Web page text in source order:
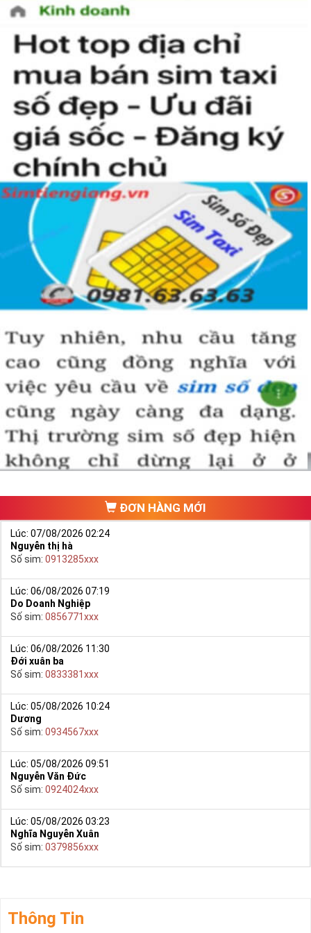
ĐƠN HÀNG MỚI
Lúc: 07/08/2026 02:24
Nguyễn thị hà
Số sim: 0913285xxx
Lúc: 06/08/2026 07:19
Do Doanh Nghiệp
Số sim: 0856771xxx
Lúc: 06/08/2026 11:30
Đới xuân ba
Số sim: 0833381xxx
Lúc: 05/08/2026 10:24
Dương
Số sim: 0934567xxx
Lúc: 05/08/2026 09:51
Nguyễn Văn Đức
Số sim: 0924024xxx
Lúc: 05/08/2026 03:23
Nghĩa Nguyễn Xuân
Số sim: 0379856xxx
Thông Tin